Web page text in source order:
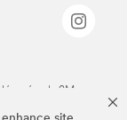
de 3M.